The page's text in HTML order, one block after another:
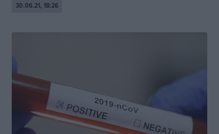
30.06.21, 18:26